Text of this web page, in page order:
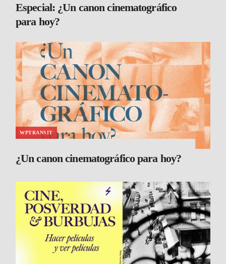
Especial: ¿Un canon cinematográfico
para hoy?
WPTRANSIT
¿Un canon cinematográfico para hoy?